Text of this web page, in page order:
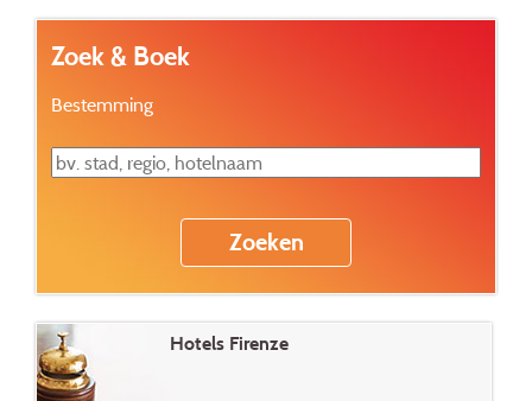
Zoek & Boek
Bestemming
Hotels Firenze